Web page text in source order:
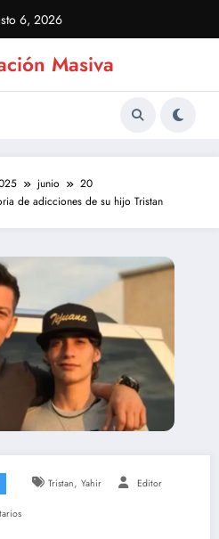
6, 2026
Masiva
junio
20
de adicciones de su hijo Tristan
Tristan, Yahir Editor